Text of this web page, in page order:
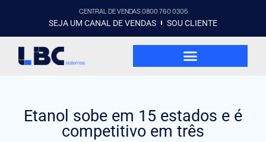
CENTRAL DE VENDAS 0800 760 0305
SEJA UM CANAL DE VENDAS SOU CLIENTE
Etanol sobe em 15 estados e é
competitivo em três